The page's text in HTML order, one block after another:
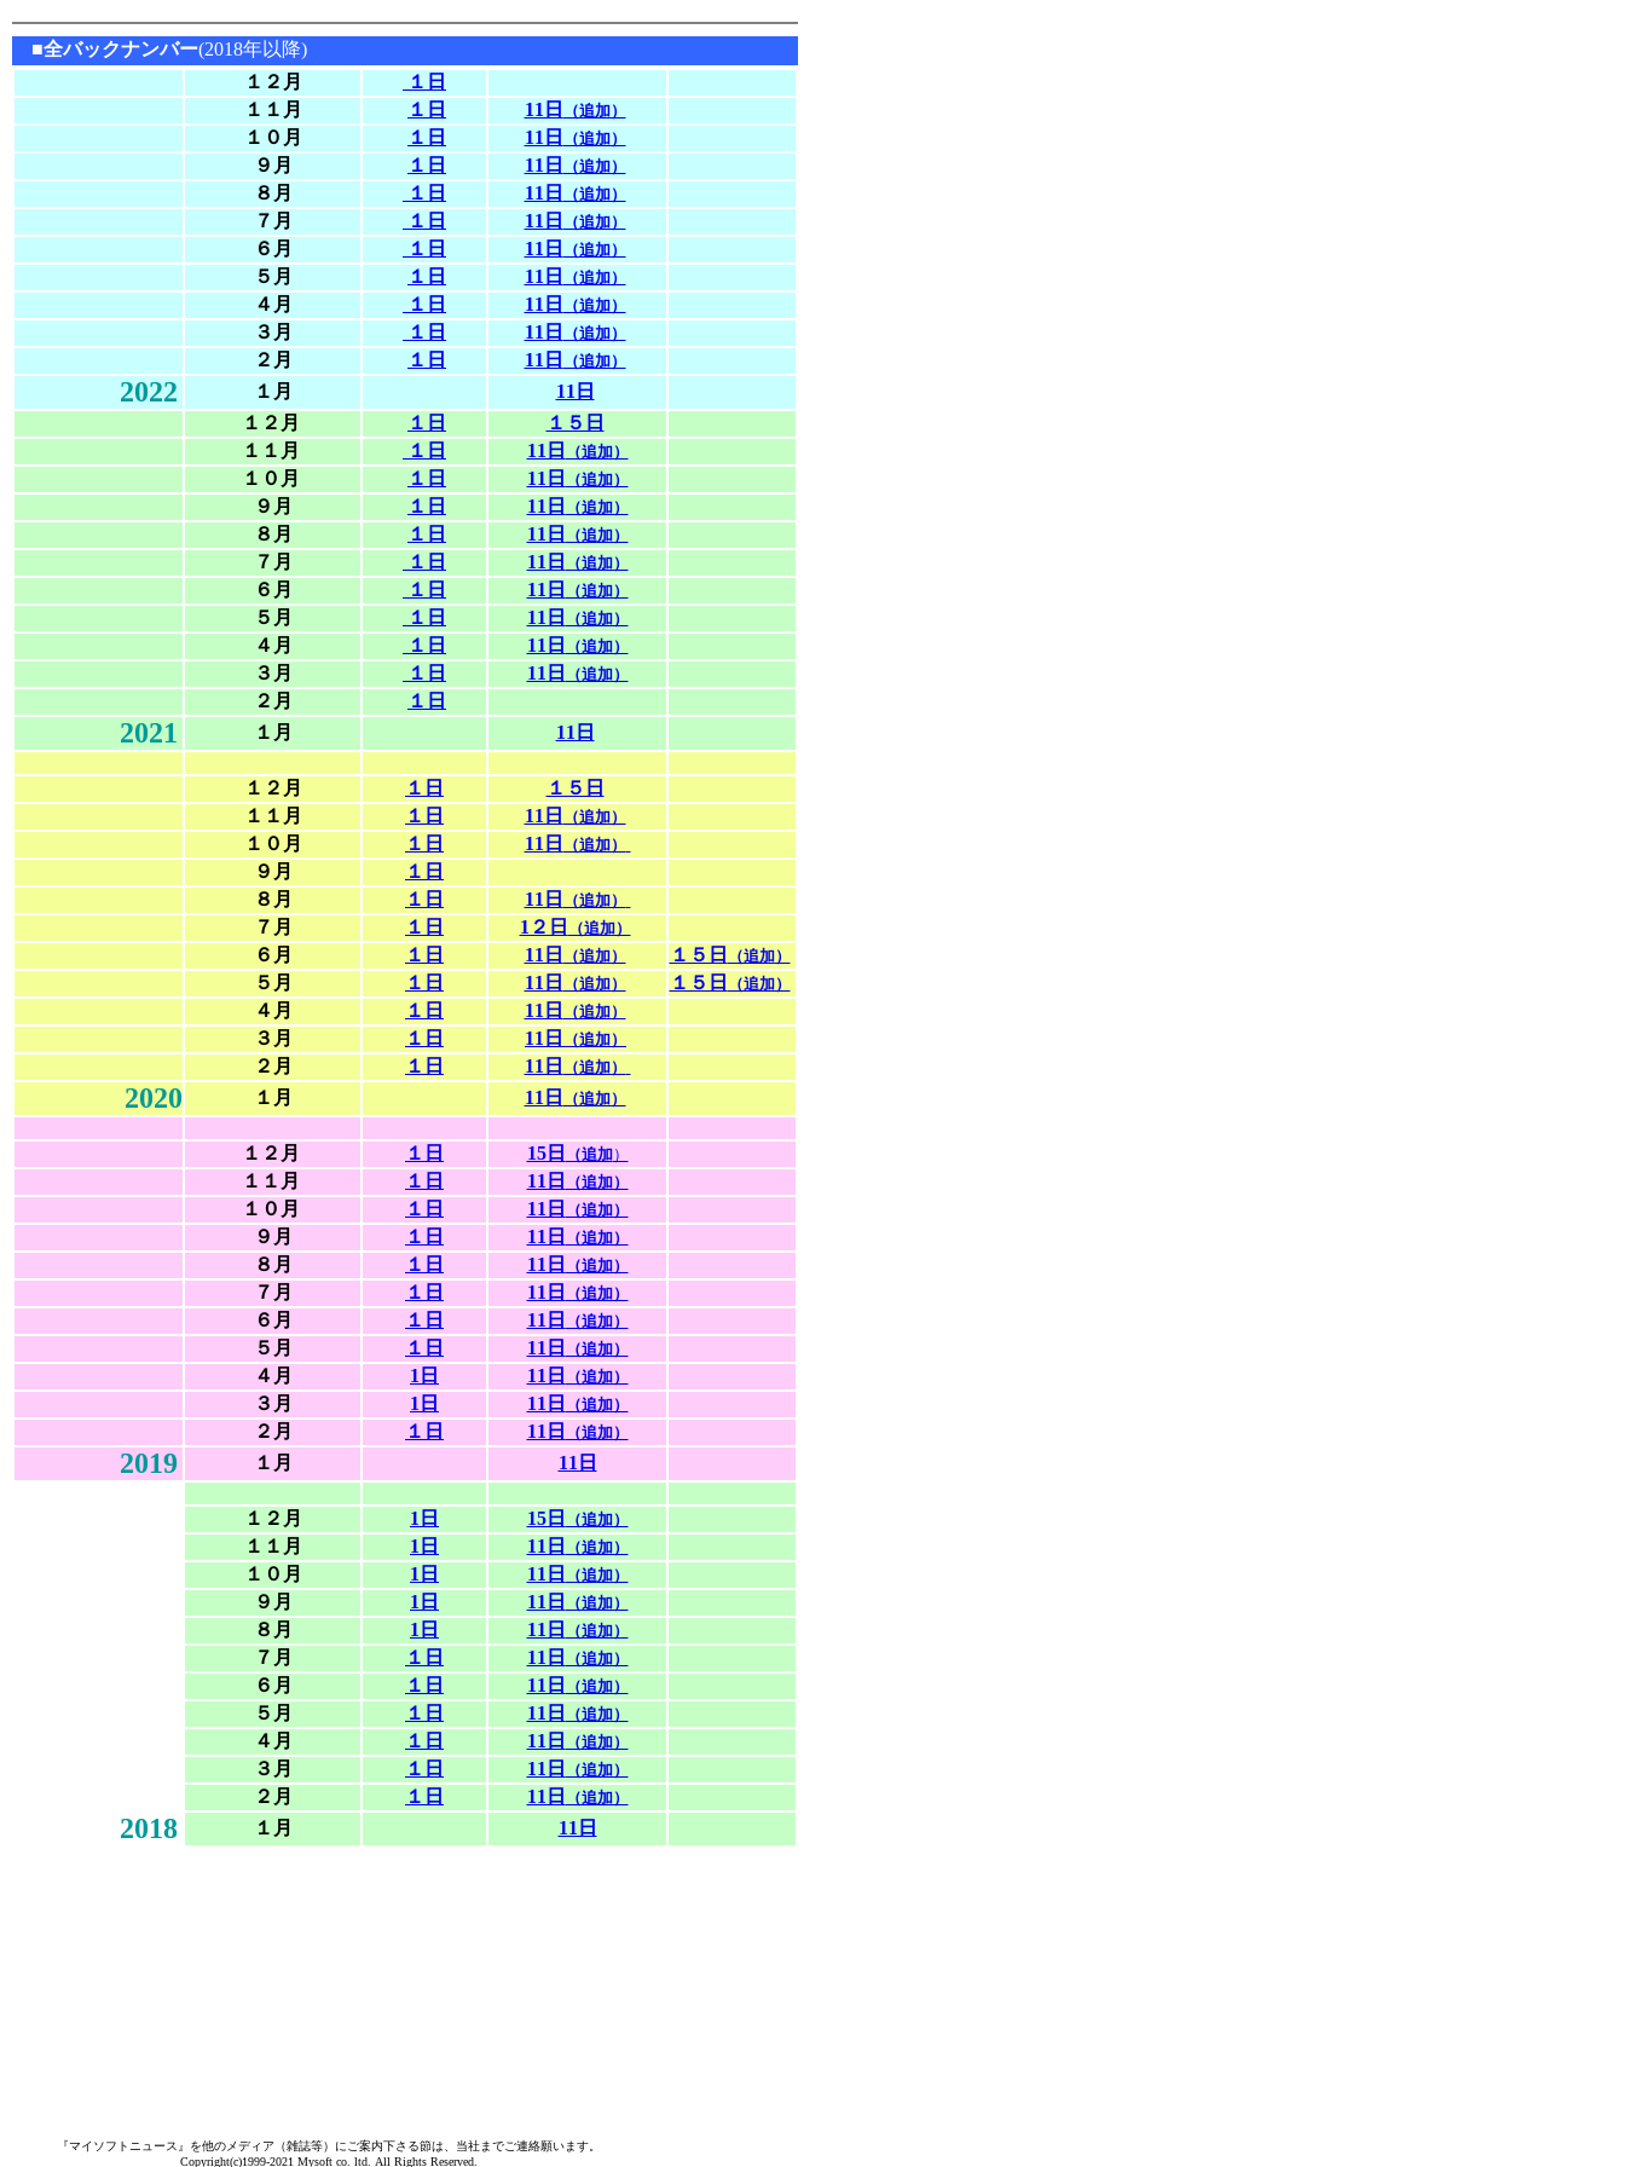
■全バックナンバー(2018年以降)
１２月
１日
１１月
１日 11日 （追加）
１０月 １日 11日 （追加）
９月 １日 11日 （追加）
８月 １日 11日 （追加）
７月 １日 11日 （追加）
６月 １日 11日 （追加）
５月 １日 11日 （追加）
４月 １日 11日 （追加）
３月 １日 11日 （追加）
２月 １日 11日 （追加）
2022 １月
11日
１２月
１日
１５日
１１月
１日 11日 （追加）
１０月 １日 11日 （追加）
９月 １日 11日 （追加）
８月 １日 11日 （追加）
７月 １日 11日 （追加）
６月 １日 11日 （追加）
５月 １日 11日 （追加）
４月 １日 11日 （追加）
３月 １日 11日 （追加）
２月 １日
2021 １月 11日
１２月 １日
１５日
１１月
１日 11日 （追加）
１０月 １日 11日 （追加）
９月
１日
８月
１日 11日 （追加）
７月 １日 1２日 （追加）
６月 １日 11日 （追加） １５日 （追加）
５月 １日 11日 （追加） １５日 （追加）
４月 １日 11日 （追加）
３月 １日 11日 （追加）
２月 １日 11日 （追加）
2020 １月 11日 （追加）
１２月 １日 15日 （追加）
１１月 １日 11日 （追加）
１０月 １日 11日 （追加）
９月 １日 11日 （追加）
８月 １日 11日 （追加）
７月 １日 11日 （追加）
６月 １日 11日 （追加）
５月 １日 11日 （追加）
４月 1日 11日 （追加）
３月 1日 11日 （追加）
２月 １日 11日 （追加）
2019 １月 11日
１２月 1日 15日 （追加）
１１月 1日 11日 （追加）
１０月 1日 11日 （追加）
９月 1日 11日 （追加）
８月 1日 11日 （追加）
７月 １日 11日 （追加）
６月 １日 11日 （追加）
５月 １日 11日 （追加）
４月 １日 11日 （追加）
３月 １日 11日 （追加）
２月 １日 11日 （追加）
2018 １月 11日
『マイソフトニュース』を他のメディア（雑誌等）にご案内下さる節は、当社までご連絡願います。
Copyright(c)1999-2021 Mysoft co. ltd. All Rights Reserved.